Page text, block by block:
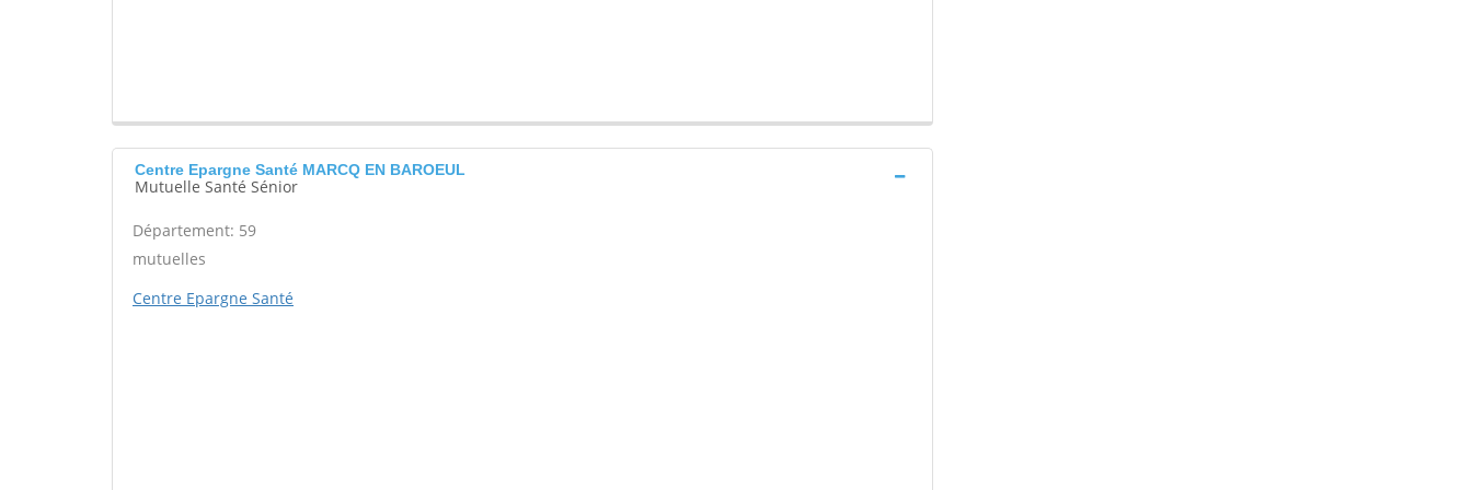
Centre Epargne Santé MARCQ EN BAROEUL
Mutuelle Santé Sénior
Département: 59
mutuelles
Centre Epargne Santé